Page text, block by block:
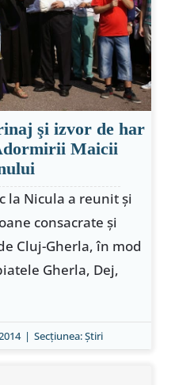
şi izvor de har
Maicii
la Nicula a reunit şi
consacrate şi
Cluj-Gherla, în mod
Gherla, Dej,
| Secțiunea:Ştiri